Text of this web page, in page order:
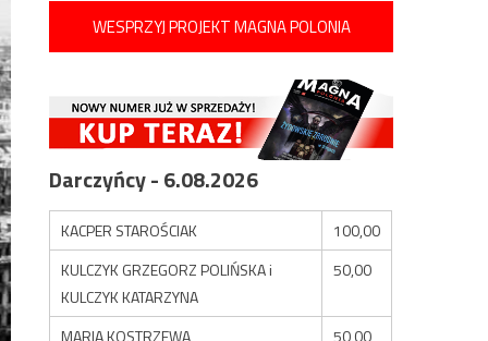
WESPRZYJ PROJEKT MAGNA POLONIA
Darczyńcy - 6.08.2026
KACPER STAROŚCIAK
100,00
KULCZYK GRZEGORZ POLIŃSKA i
KULCZYK KATARZYNA
50,00
MARIA KOSTRZEWA
50,00